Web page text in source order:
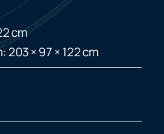
cm
× 97 × 122 cm